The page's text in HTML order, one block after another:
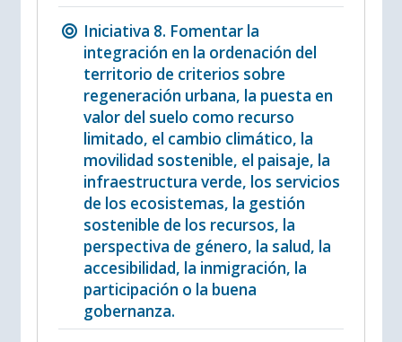
Iniciativa 8. Fomentar la
integración en la ordenación del
territorio de criterios sobre
regeneración urbana, la puesta en
valor del suelo como recurso
limitado, el cambio climático, la
movilidad sostenible, el paisaje, la
infraestructura verde, los servicios
de los ecosistemas, la gestión
sostenible de los recursos, la
perspectiva de género, la salud, la
accesibilidad, la inmigración, la
participación o la buena
gobernanza.